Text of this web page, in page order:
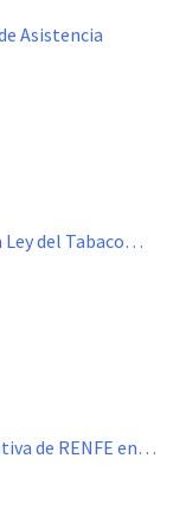
Asistencia
Ley del Tabaco…
de RENFE en…